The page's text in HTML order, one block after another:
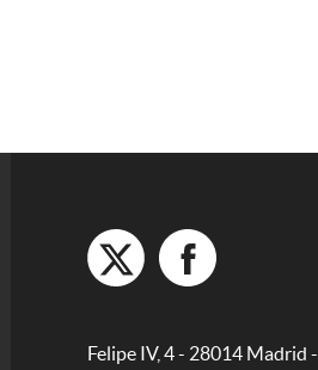
Felipe IV, 4 - 28014 Madrid -